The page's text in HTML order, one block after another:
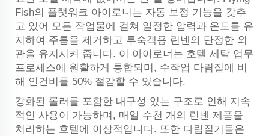
Fish의 플랫워크 아이로너는 자동 보정 기능을 갖추
고 있어 모든 작업물에 걸쳐 일정한 압력과 온도를 유
지하여 주름을 제거하고 투숙객용 린넨의 단정한 외
관을 유지시켜 줍니다. 이 아이로너는 호텔 세탁 업무
프로세스에 원활하게 통합되며, 수작업 다림질에 비
해 인건비를 50% 절감할 수 있습니다.
강화된 롤러를 포함한 내구성 있는 구조로 인해 지속
적인 사용이 가능하며, 매일 수천 개의 린넨 제품을
처리하는 호텔에 이상적입니다. 또한 다림질기들은